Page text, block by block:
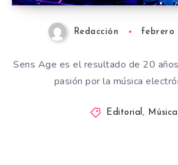
Redacción febrero
Sens Age es el resultado de 20
pasión por la música
Editorial, Música